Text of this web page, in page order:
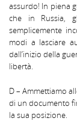
assurdo! In piena
che in Russia,
semplicemente
modi a lasciare
dall’inizio della
libertà.
D – Ammettiamo
di un documento
la sua posizione.